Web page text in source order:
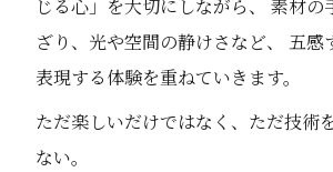
じる心」を大切にしながら、 素材の
ざり、光や空間の静けさなど、 五感
表現する体験を重ねていきます。
ただ楽しいだけではなく、ただ技術
ない。